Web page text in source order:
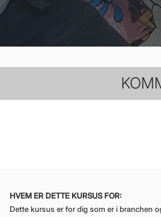
HVEM ER DETTE KURSUS FOR:
Dette kursus er for dig som er i branchen